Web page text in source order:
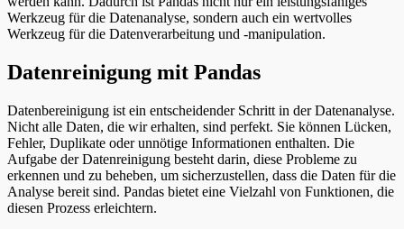
Werkzeug für die Datenanalyse, sondern auch ein wertvolles
Werkzeug für die Datenverarbeitung und -manipulation.
Datenreinigung mit Pandas
Datenbereinigung ist ein entscheidender Schritt in der Datenanalyse.
Nicht alle Daten, die wir erhalten, sind perfekt. Sie können Lücken,
Fehler, Duplikate oder unnötige Informationen enthalten. Die
Aufgabe der Datenreinigung besteht darin, diese Probleme zu
erkennen und zu beheben, um sicherzustellen, dass die Daten für die
Analyse bereit sind. Pandas bietet eine Vielzahl von Funktionen, die
diesen Prozess erleichtern.